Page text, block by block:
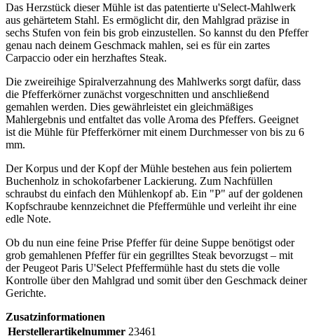
Das Herzstück dieser Mühle ist das patentierte u'Select-Mahlwerk
aus gehärtetem Stahl. Es ermöglicht dir, den Mahlgrad präzise in
sechs Stufen von fein bis grob einzustellen. So kannst du den Pfeffer
genau nach deinem Geschmack mahlen, sei es für ein zartes
Carpaccio oder ein herzhaftes Steak.
Die zweireihige Spiralverzahnung des Mahlwerks sorgt dafür, dass
die Pfefferkörner zunächst vorgeschnitten und anschließend
gemahlen werden. Dies gewährleistet ein gleichmäßiges
Mahlergebnis und entfaltet das volle Aroma des Pfeffers. Geeignet
ist die Mühle für Pfefferkörner mit einem Durchmesser von bis zu 6
mm.
Der Korpus und der Kopf der Mühle bestehen aus fein poliertem
Buchenholz in schokofarbener Lackierung. Zum Nachfüllen
schraubst du einfach den Mühlenkopf ab. Ein "P" auf der goldenen
Kopfschraube kennzeichnet die Pfeffermühle und verleiht ihr eine
edle Note.
Ob du nun eine feine Prise Pfeffer für deine Suppe benötigst oder
grob gemahlenen Pfeffer für ein gegrilltes Steak bevorzugst – mit
der Peugeot Paris U'Select Pfeffermühle hast du stets die volle
Kontrolle über den Mahlgrad und somit über den Geschmack deiner
Gerichte.
Zusatzinformationen
Herstellerartikelnummer 23461